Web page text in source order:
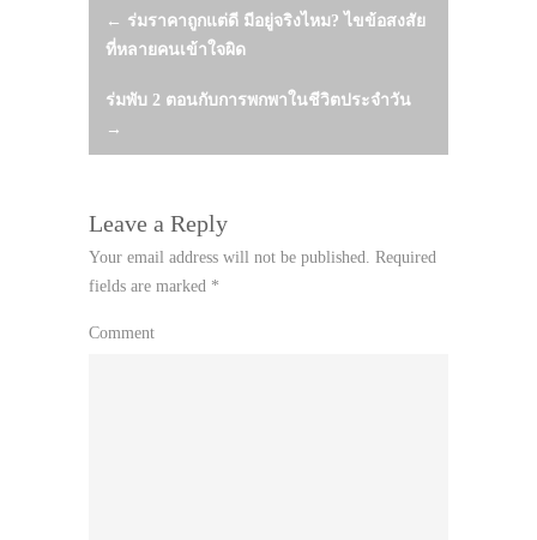
Post
navigation
← ร่มราคาถูกแต่ดี มีอยู่จริงไหม? ไขข้อสงสัย
ที่หลายคนเข้าใจผิด
ร่มพับ 2 ตอนกับการพกพาในชีวิตประจำวัน
→
Leave a Reply
Your email address will not be published. Required
fields are marked *
Comment